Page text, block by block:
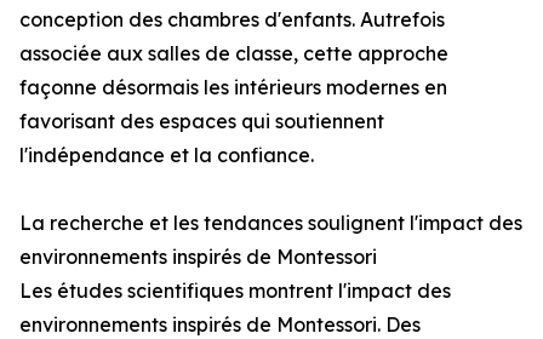
conception des chambres d'enfants. Autrefois
associée aux salles de classe, cette approche
façonne désormais les intérieurs modernes en
favorisant des espaces qui soutiennent
l'indépendance et la confiance.
La recherche et les tendances soulignent l'impact des
environnements inspirés de Montessori
Les études scientifiques montrent l'impact des
environnements inspirés de Montessori. Des